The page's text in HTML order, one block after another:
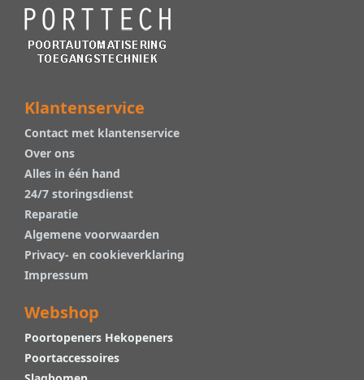
Klantenservice
Contact met klantenservice
Over ons
Alles in één hand
24/7 storingsdienst
Reparatie
Algemene voorwaarden
Privacy- en cookieverklaring
Impressum
Webshop
Poortopeners Hekopeners
Poortaccessoires